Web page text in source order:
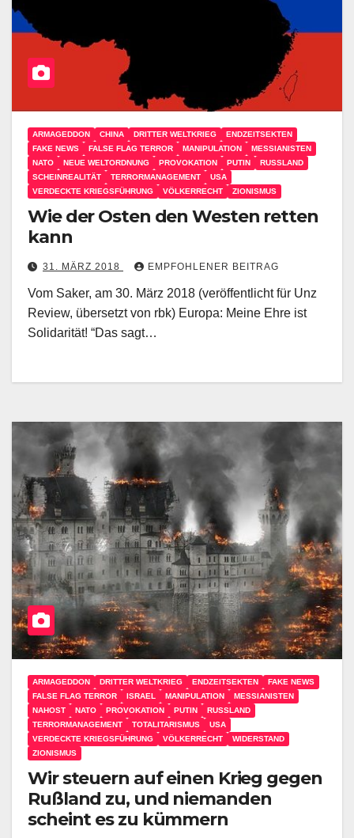
ARMAGEDDON CHINA DRITTER WELTKRIEG
ENDZEITSEKTEN
FAKE NEWS
FALSE FLAG TERROR MANIPULATION
MESSIANISTEN
NATO
NEUE WELTORDNUNG PROVOKATION PUTIN
RUSSLAND
SCHEINREALITÄT
TERRORMANAGEMENT
USA
VERDECKTE KRIEGSFÜHRUNG
VÖLKERRECHT ZIONISMUS
Wie der Osten den Westen retten
kann
31. MÄRZ 2018 EMPFOHLENER BEITRAG
Vom Saker, am 30. März 2018 (veröffentlicht für Unz
Review, übersetzt von rbk) Europa: Meine Ehre ist
Solidarität! “Das sagt…
ARMAGEDDON DRITTER WELTKRIEG ENDZEITSEKTEN
FAKE NEWS
FALSE FLAG TERROR
ISRAEL MANIPULATION
MESSIANISTEN
NAHOST
NATO PROVOKATION PUTIN
RUSSLAND
TERRORMANAGEMENT
TOTALITARISMUS
USA
VERDECKTE KRIEGSFÜHRUNG
VÖLKERRECHT
WIDERSTAND
ZIONISMUS
Wir steuern auf einen Krieg gegen
Rußland zu, und niemanden
scheint es zu kümmern